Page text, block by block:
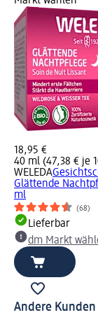
18,95 €
40 ml (47,38 € je
WELEDA
Glättende
ml
(68)
Lieferbar
dm Markt
Andere